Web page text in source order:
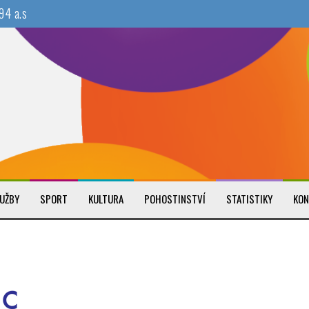
a.s
a Tenisový klub
SPORT KULTURA POHOSTINSTVÍ STATISTIKY